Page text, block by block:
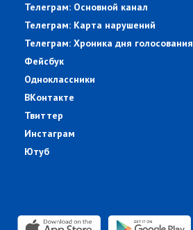
Телеграм: Основной канал
Телеграм: Карта нарушений
Телеграм: Хроника дня голосования
Фейсбук
Одноклассники
ВКонтакте
Твиттер
Инстаграм
Ютуб